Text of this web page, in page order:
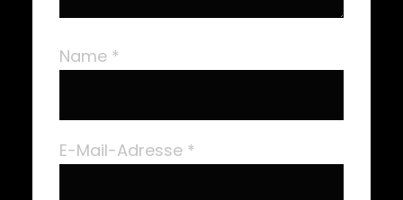
Name *
E-Mail-Adresse *